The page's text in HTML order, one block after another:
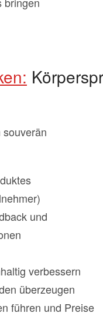
und
verbessern
überzeugen
führen und Preise